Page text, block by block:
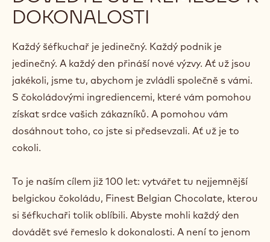
DOVEĎTE SVÉ ŘEMESLO K
Každý šéfkuchař je jedinečný. Každý podnik je
jedinečný. A každý den přináší nové výzvy. Ať už jsou
jakékoli, jsme tu, abychom je zvládli společně s vámi.